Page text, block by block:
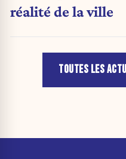
réalité de la ville
TOUTES LES